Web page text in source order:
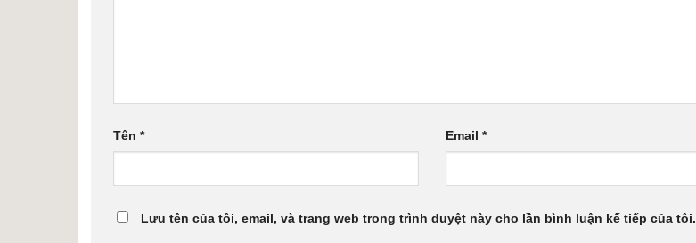
Tên * Email*
Lưu tên của tôi, email, và trang web trong trình duyệt này cho lần bình luận kế tiếp của tôi.